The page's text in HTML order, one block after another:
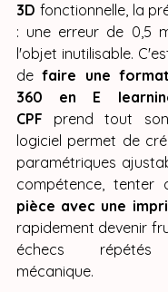
3D fonctionnelle, la
: une erreur de 0,5
l'objet inutilisable.
de faire une
360 en E
CPF prend tout
logiciel permet de
paramétriques
compétence, tenter
pièce avec une
rapidement devenir
échecs répétés
mécanique.